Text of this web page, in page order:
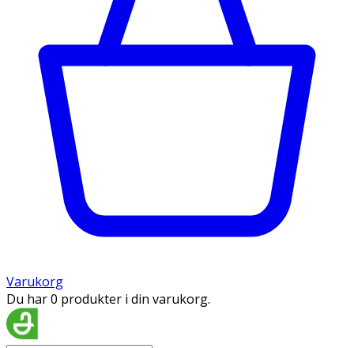
Varukorg
Du har 0 produkter i din varukorg.